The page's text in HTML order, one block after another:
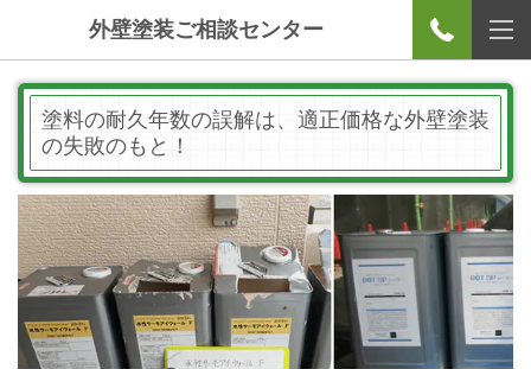
外壁塗装ご相談センター
塗料の耐久年数の誤解は、適正価格な外壁塗装
の失敗のもと！